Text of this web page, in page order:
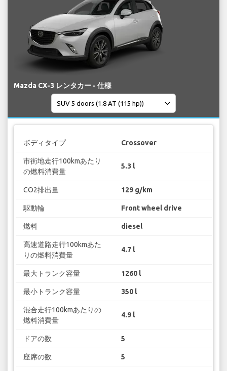
Mazda CX-3 レンタカー - 仕様
ボディタイプ Crossover
市街地走行100kmあたり
の燃料消費量
5.3 l
CO2排出量 129 g/km
駆動輪 Front wheel drive
燃料 diesel
高速道路走行100kmあた
りの燃料消費量
4.7 l
最大トランク容量 1260 l
最小トランク容量 350 l
混合走行100kmあたりの
燃料消費量
4.9 l
ドアの数 5
座席の数 5